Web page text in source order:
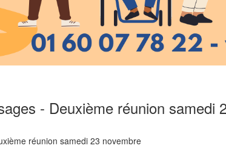
- Deuxième réunion samedi
réunion samedi 23 novembre